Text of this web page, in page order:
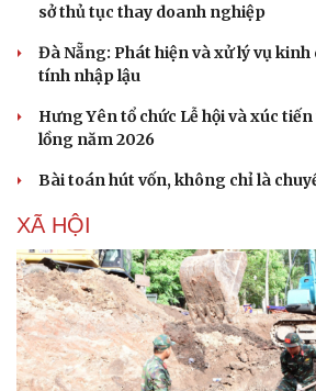
sở thủ tục thay doanh nghiệp
Đà Nẵng: Phát hiện và xử lý vụ
tính nhập lậu
Hưng Yên tổ chức Lễ hội và xúc
lồng năm 2026
Bài toán hút vốn, không chỉ là
XÃ HỘI